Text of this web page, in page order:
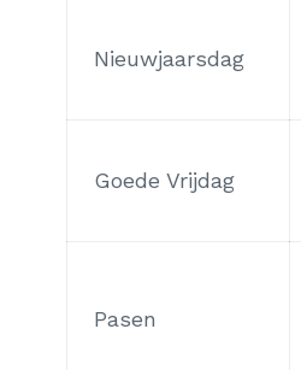
Nieuwjaarsdag
Goede Vrijdag
Pasen